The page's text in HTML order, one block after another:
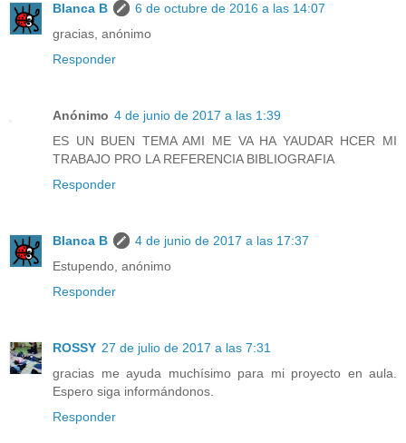
Blanca B
6 de octubre de 2016 a las 14:07
gracias, anónimo
Responder
Anónimo 4 de junio de 2017 a las 1:39
ES UN BUEN TEMA AMI ME VA HA YAUDAR HCER MI
TRABAJO PRO LA REFERENCIA BIBLIOGRAFIA
Responder
Blanca B
4 de junio de 2017 a las 17:37
Estupendo, anónimo
Responder
ROSSY 27 de julio de 2017 a las 7:31
gracias me ayuda muchísimo para mi proyecto en aula.
Espero siga informándonos.
Responder